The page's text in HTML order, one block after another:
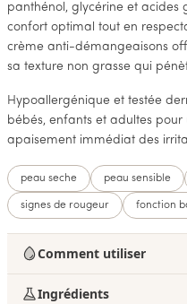
panthénol, glycérine et acides
confort optimal tout en
crème anti-démangeaisons
sa texture non grasse qui
Hypoallergénique et testée
bébés, enfants et adultes
apaisement immédiat des
peau seche peau sensible
signes de rougeur fonction
Comment utiliser
Ingrédients